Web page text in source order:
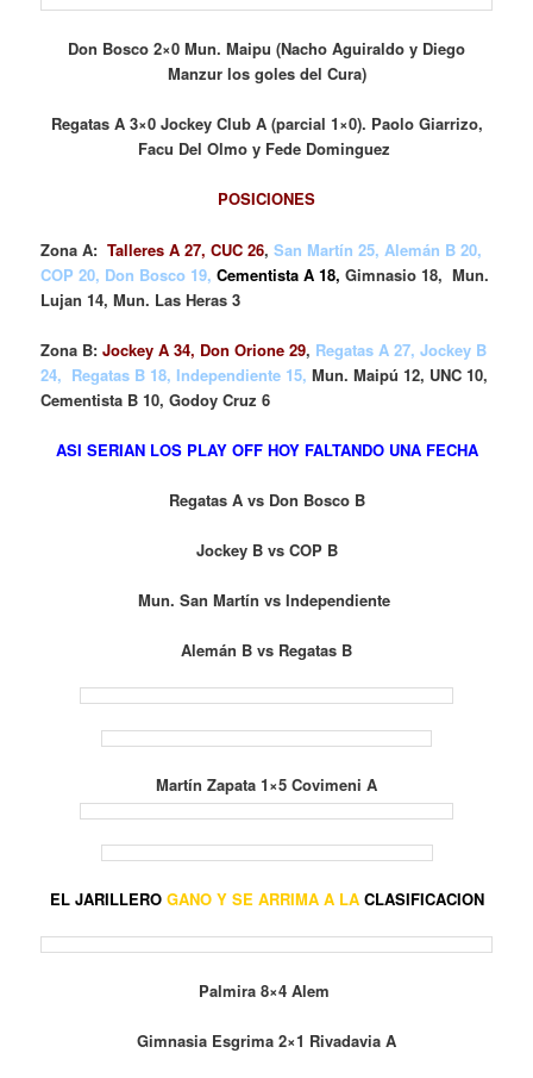
Don Bosco 2×0 Mun. Maipu (Nacho Aguiraldo y Diego
Manzur los goles del Cura)
Regatas A 3×0 Jockey Club A (parcial 1×0). Paolo Giarrizo,
Facu Del Olmo y Fede Dominguez
POSICIONES
Zona A:Talleres A 27, CUC 26,San Martín 25, Alemán B 20,
COP 20, Don Bosco 19,Cementista A 18, Gimnasio 18, Mun.
Lujan 14, Mun. Las Heras 3
Zona B:Jockey A 34, Don Orione 29, Regatas A 27, Jockey B
24, Regatas B 18, Independiente 15, Mun. Maipú 12, UNC 10,
Cementista B 10, Godoy Cruz 6
ASI SERIAN LOS PLAY OFF HOY FALTANDO UNA FECHA
Regatas A vs Don Bosco B
Jockey B vs COP B
Mun. San Martín vs Independiente
Alemán B vs Regatas B
Martín Zapata 1×5 Covimeni A
EL JARILLERO GANO Y SE ARRIMA A LACLASIFICACION
Palmira 8×4 Alem
Gimnasia Esgrima 2×1 Rivadavia A